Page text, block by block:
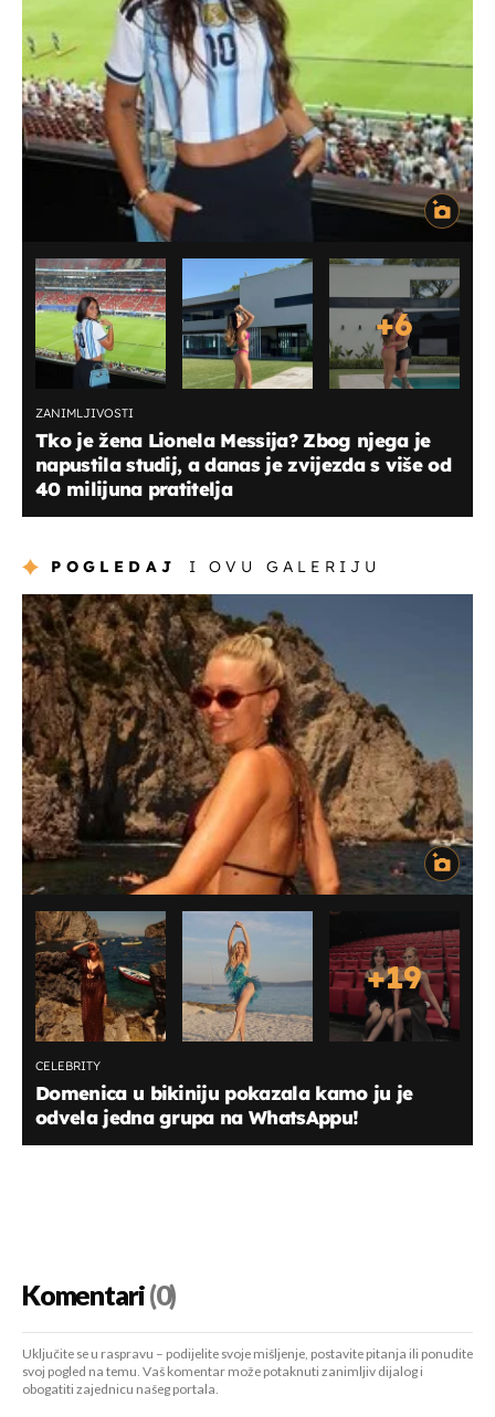
+6
ZANIMLJIVOSTI
Tko je žena Lionela Messija? Zbog njega je
napustila studij, a danas je zvijezda s više od
40 milijuna pratitelja
POGLEDAJ I OVU GALERIJU
+19
CELEBRITY
Domenica u bikiniju pokazala kamo ju je
odvela jedna grupa na WhatsAppu!
Komentari(0)
Uključite se u raspravu – podijelite svoje mišljenje, postavite pitanja ili ponudite
svoj pogled na temu. Vaš komentar može potaknuti zanimljiv dijalog i
obogatiti zajednicu našeg portala.